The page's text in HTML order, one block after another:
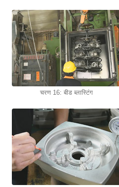
चरण 16: बीड ब्लास्टिंग